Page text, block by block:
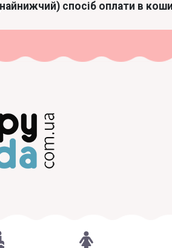
спосіб оплати в